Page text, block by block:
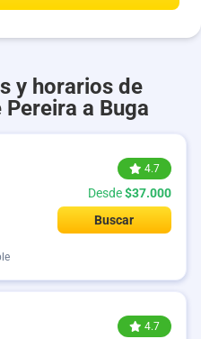
y horarios de
a Buga
4.7
Desde$37.000
Buscar
4.7